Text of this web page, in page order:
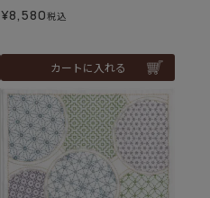
¥8,580税込
カートに入れる